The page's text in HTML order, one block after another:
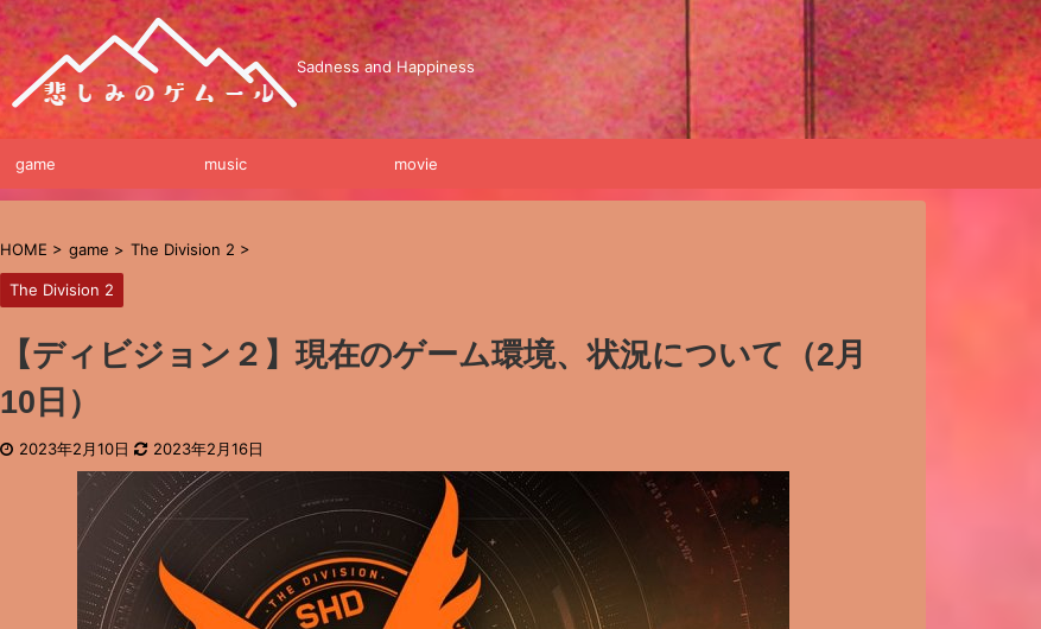
Sadness and Happiness
game music movie
HOME > game > The Division 2 >
The Division 2
【ディビジョン２】現在のゲーム環境、状況について（2月
10日）
2023年2月10日 2023年2月16日